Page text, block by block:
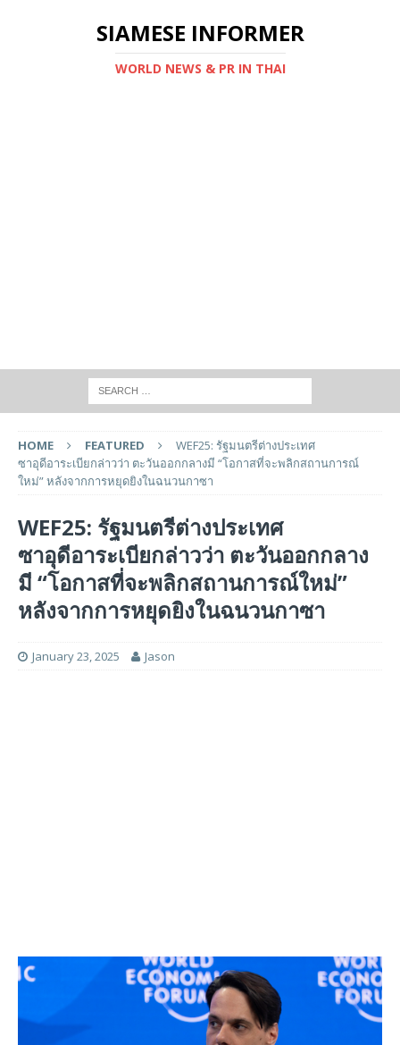
SIAMESE INFORMER
WORLD NEWS & PR IN THAI
HOME FEATURED
WEF25: รัฐมนตรีต่างประเทศ
ซาอุดีอาระเบียกล่าวว่า ตะวันออกกลางมี “โอกาสที่จะพลิกสถานการณ์
ใหม่” หลังจากการหยุดยิงในฉนวนกาซา
WEF25: รัฐมนตรีต่างประเทศ
ซาอุดีอาระเบียกล่าวว่า ตะวันออกกลาง
มี “โอกาสที่จะพลิกสถานการณ์ใหม่”
หลังจากการหยุดยิงในฉนวนกาซา
January 23, 2025 Jason